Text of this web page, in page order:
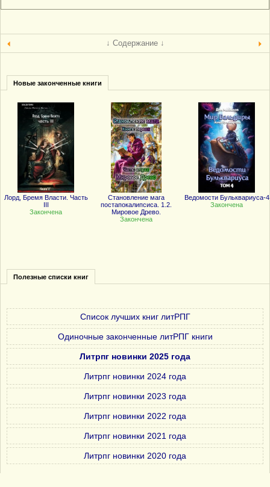
↓ Содержание ↓
Новые законченные книги
Лорд, Бремя Власти. Часть
III
Закончена
Становление мага
постапокалипсиса. 1.2.
Мировое Древо.
Закончена
Ведомости Бульквариуса-4
Закончена
Полезные списки книг
Список лучших книг литРПГ
Одиночные законченные литРПГ книги
Литрпг новинки 2025 года
Литрпг новинки 2024 года
Литрпг новинки 2023 года
Литрпг новинки 2022 года
Литрпг новинки 2021 года
Литрпг новинки 2020 года